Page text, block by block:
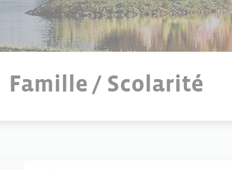
Famille / Scolarité